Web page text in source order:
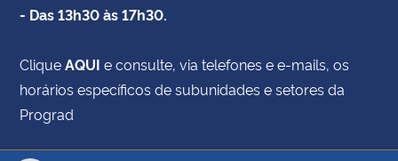
- Das 13h30 às 17h30.
CliqueAQUI e consulte, via telefones e e-mails, os
horários específicos de subunidades e setores da
Prograd